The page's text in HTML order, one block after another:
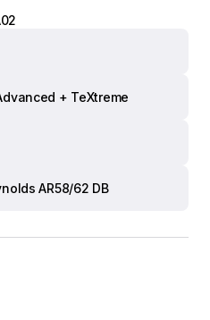
+ TeXtreme
AR58/62 DB